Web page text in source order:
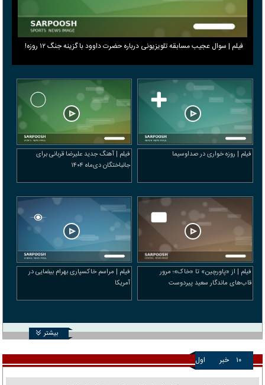
فیلم | سوال عجیب مسابقه تلویزیونی درباره حضرت داوود با گزینه جنگ ۱۲ روزه!
فیلم | روزه خواری در صداوسیما
فیلم | آهنگ جدید علیرضا قربانی برای
جانباختگان دی‌ماه ۱۴۰۴
فیلم | از «پاورچین» تا «خاک»؛ مرور
قاب‌های ماندگار سعید پیردوست
فیلم | مراسم خاکسپاری بهرام بیضایی در
آمریکا
بیشتر
۱۰ خبر اول